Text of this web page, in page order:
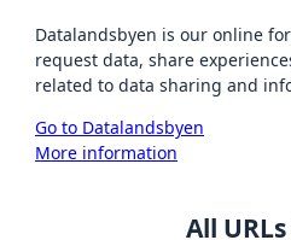
Datalandsbyen is our online
request data, share
related to data sharing and
Go to Datalandsbyen
More information
All